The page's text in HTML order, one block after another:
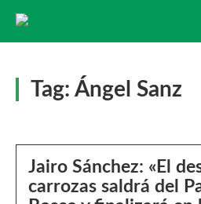
Tag: Ángel Sanz
Jairo Sánchez: «El
carrozas saldrá del